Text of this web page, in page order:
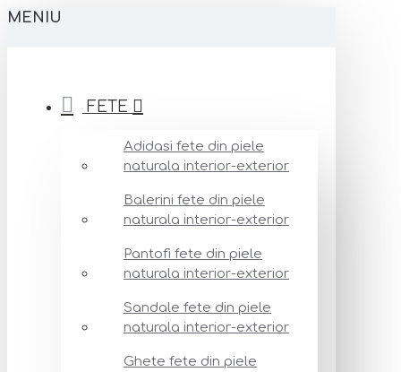
MENIU
FETE
Adidasi fete din piele
naturala interior-exterior
Balerini fete din piele
naturala interior-exterior
Pantofi fete din piele
naturala interior-exterior
Sandale fete din piele
naturala interior-exterior
Ghete fete din piele